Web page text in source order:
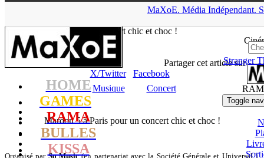
MaXoE. Média Indépendant.
HOME
GAMES
RAMA
BULLES
KISSA
Ciné
Stranger
Toggle
un concert chic et choc !
Partager cet article sur
X/Twitter
Facebook
Musique
Concert
Maroon 5 à Paris pour un concert chic et choc !
Organisé parSo Music(en partenariat avec la Société Générale et Universal ),